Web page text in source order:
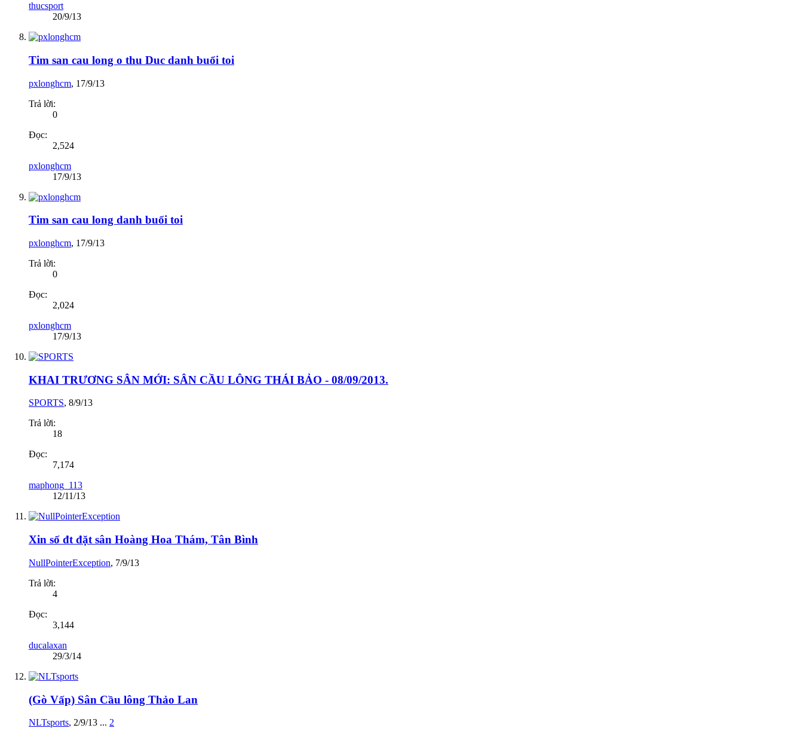
thucsport
20/9/13
Tim san cau long o thu Duc danh buổi toi
pxlonghcm, 17/9/13
Trả lời:
0
Đọc:
2,524
pxlonghcm
17/9/13
Tim san cau long danh buổi toi
pxlonghcm, 17/9/13
Trả lời:
0
Đọc:
2,024
pxlonghcm
17/9/13
KHAI TRƯƠNG SÂN MỚI: SÂN CẦU LÔNG THÁI BẢO - 08/09/2013.
SPORTS, 8/9/13
Trả lời:
18
Đọc:
7,174
maphong_113
12/11/13
Xin số đt đặt sân Hoàng Hoa Thám, Tân Bình
NullPointerException, 7/9/13
Trả lời:
4
Đọc:
3,144
ducalaxan
29/3/14
(Gò Vấp) Sân Cầu lông Thảo Lan
NLTsports, 2/9/13 ... 2